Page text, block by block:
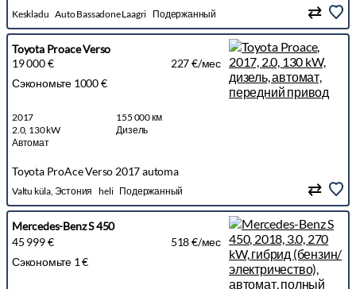
Keskladu Auto Bassadone Laagri Подержанный
Toyota Proace Verso
19 000 €
227 €/мес
Сэкономьте 1000 €
2017
155 000 км
2.0, 130 kW
Дизель
Автомат
Toyota ProAce Verso 2017 automa
Valtu küla, Эстония heli Подержанный
Mercedes-Benz S 450
45 999 €
518 €/мес
Сэкономьте 1 €